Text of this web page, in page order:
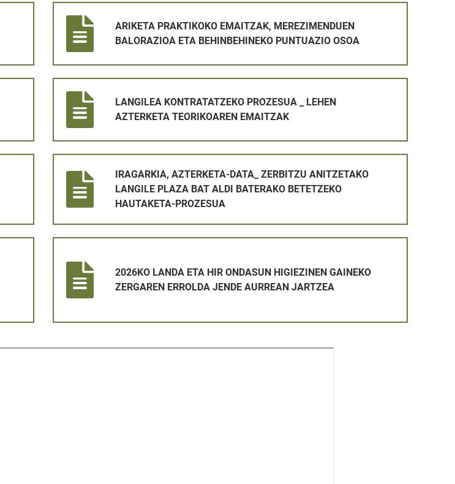
ARIKETA PRAKTIKOKO EMAITZAK, MEREZIMENDUEN
BALORAZIOA ETA BEHINBEHINEKO PUNTUAZIO OSOA
LANGILEA KONTRATATZEKO PROZESUA _ LEHEN
AZTERKETA TEORIKOAREN EMAITZAK
IRAGARKIA, AZTERKETA-DATA_ ZERBITZU ANITZETAKO
LANGILE PLAZA BAT ALDI BATERAKO BETETZEKO
HAUTAKETA-PROZESUA
2026KO LANDA ETA HIR ONDASUN HIGIEZINEN GAINEKO
ZERGAREN ERROLDA JENDE AURREAN JARTZEA